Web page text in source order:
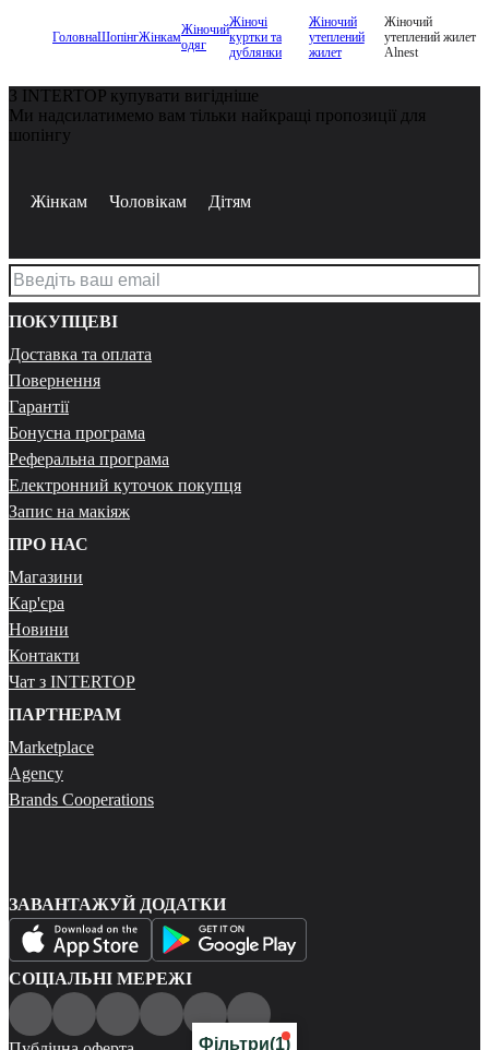
ГоловнаШопінгЖінкамЖіночий
одяг
Жіночі
куртки та
дублянки
Жіночий
утеплений
жилет
Жіночий
утеплений жилет
Alnest
Фільтри(1)
З INTERTOP купувати вигідніше
Ми надсилатимемо вам тільки найкращі пропозиції для
шопінгу
Жінкам Чоловікам Дітям
ПОКУПЦЕВІ
Доставка та оплата
Повернення
Гарантії
Бонусна програма
Реферальна програма
Електронний куточок покупця
Запис на макіяж
ПРО НАС
Магазини
Кар'єра
Новини
Контакти
Чат з INTERTOP
ПАРТНЕРАМ
Marketplace
Agency
Brands Cooperations
ЗАВАНТАЖУЙ ДОДАТКИ
СОЦІАЛЬНІ МЕРЕЖІ